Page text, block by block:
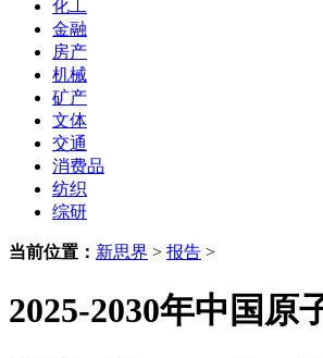
化工
金融
房产
机械
矿产
文体
交通
消费品
纺织
综研
当前位置： 新思界 > 报告 >
2025-2030年中国